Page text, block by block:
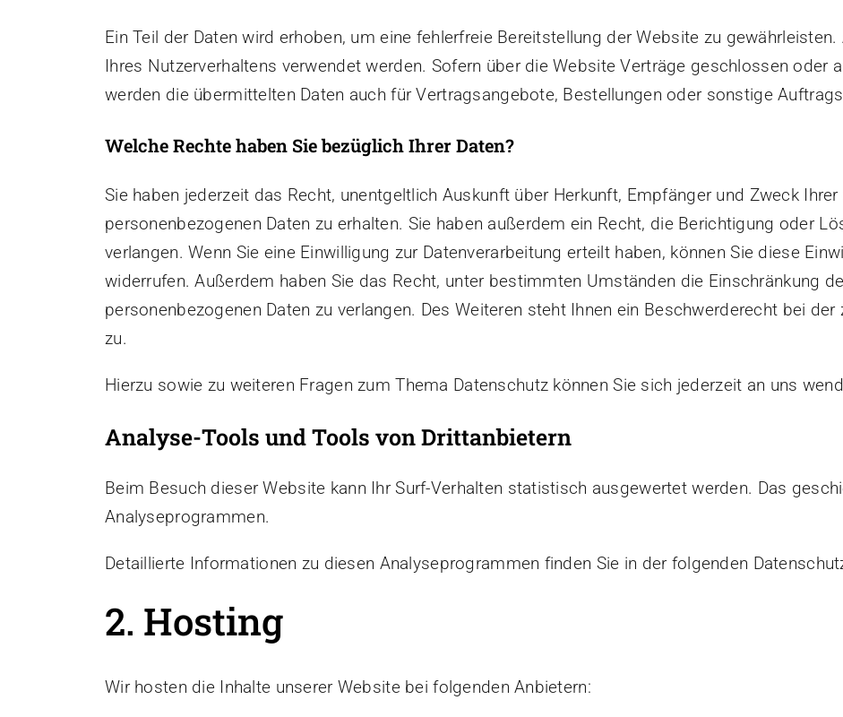
Ein Teil der Daten wird erhoben, um eine fehlerfreie Bereitstellung der Website zu
Ihres Nutzerverhaltens verwendet werden. Sofern über die Website Verträge geschlossen oder
werden die übermittelten Daten auch für Vertragsangebote, Bestellungen oder sonstige
Welche Rechte haben Sie bezüglich Ihrer Daten?
Sie haben jederzeit das Recht, unentgeltlich Auskunft über Herkunft, Empfänger und Zweck
personenbezogenen Daten zu erhalten. Sie haben außerdem ein Recht, die Berichtigung oder
verlangen. Wenn Sie eine Einwilligung zur Datenverarbeitung erteilt haben, können Sie diese
widerrufen. Außerdem haben Sie das Recht, unter bestimmten Umständen die Einschränkung
personenbezogenen Daten zu verlangen. Des Weiteren steht Ihnen ein Beschwerderecht bei
zu.
Hierzu sowie zu weiteren Fragen zum Thema Datenschutz können Sie sich jederzeit an uns
Analyse-Tools und Tools von Dritt­anbietern
Beim Besuch dieser Website kann Ihr Surf-Verhalten statistisch ausgewertet werden. Das
Analyseprogrammen.
Detaillierte Informationen zu diesen Analyseprogrammen finden Sie in der folgenden
2. Hosting
Wir hosten die Inhalte unserer Website bei folgenden Anbietern: